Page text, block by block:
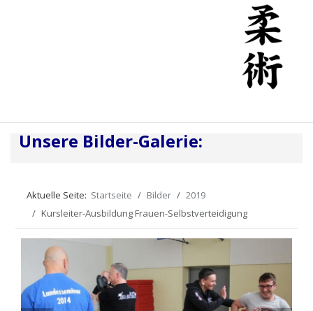
Unsere Bilder-Galerie:
Aktuelle Seite: Startseite Bilder
2019
Kursleiter-Ausbildung Frauen-Selbstverteidigung